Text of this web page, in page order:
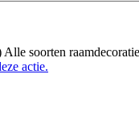
soorten
actie.